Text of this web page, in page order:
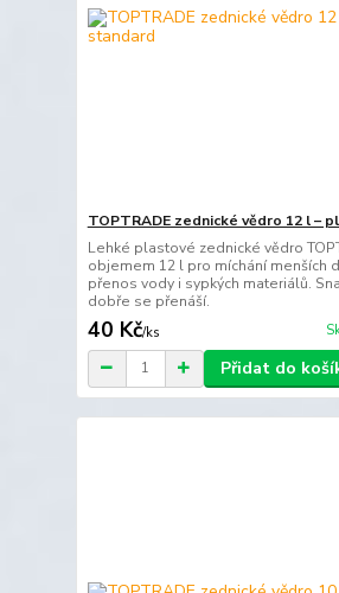
TOPTRADE zednické vědro 12 l –
Lehké plastové zednické vědro
objemem 12 l pro míchání menších
přenos vody i sypkých materiálů.
dobře se přenáší.
40 Kč/ks
Přidat do